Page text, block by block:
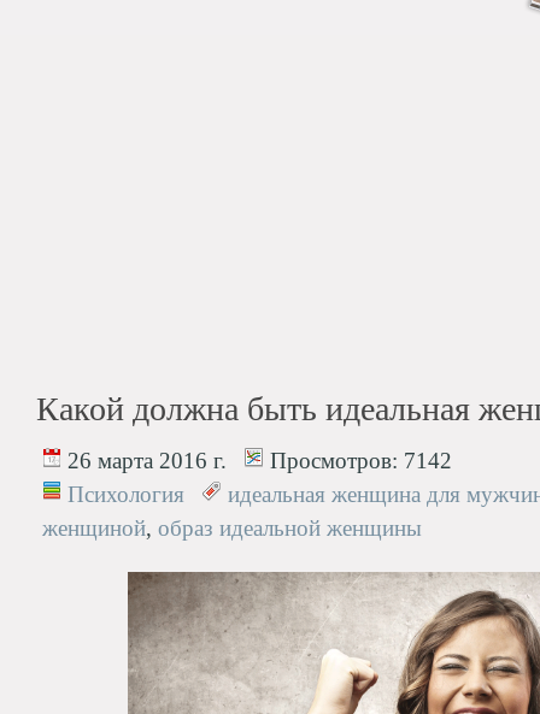
Какой должна быть идеальная
26 марта 2016 г. Просмотров: 7142
Психология
идеальная женщина для
женщиной, образ идеальной женщины